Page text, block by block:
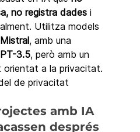
no registra dades i
Utilitza models
Mistral, amb una
3.5, però amb un
orientat a la privacitat.
de privacitat
amb IA
després